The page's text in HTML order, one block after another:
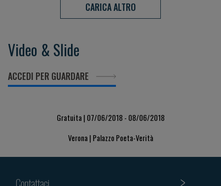
CARICA ALTRO
Video & Slide
ACCEDI PER GUARDARE
Gratuita | 07/06/2018 - 08/06/2018
Verona | Palazzo Poeta-Verità
Contattaci